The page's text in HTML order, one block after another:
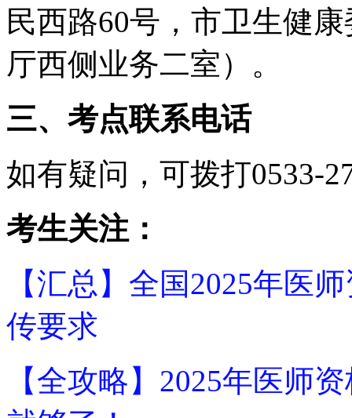
民西路60号，市卫生健
厅西侧业务二室）。
三、考点联系电话
如有疑问，可拨打0533-
考生关注：
【汇总】全国2025年医
传要求
【全攻略】2025年医师